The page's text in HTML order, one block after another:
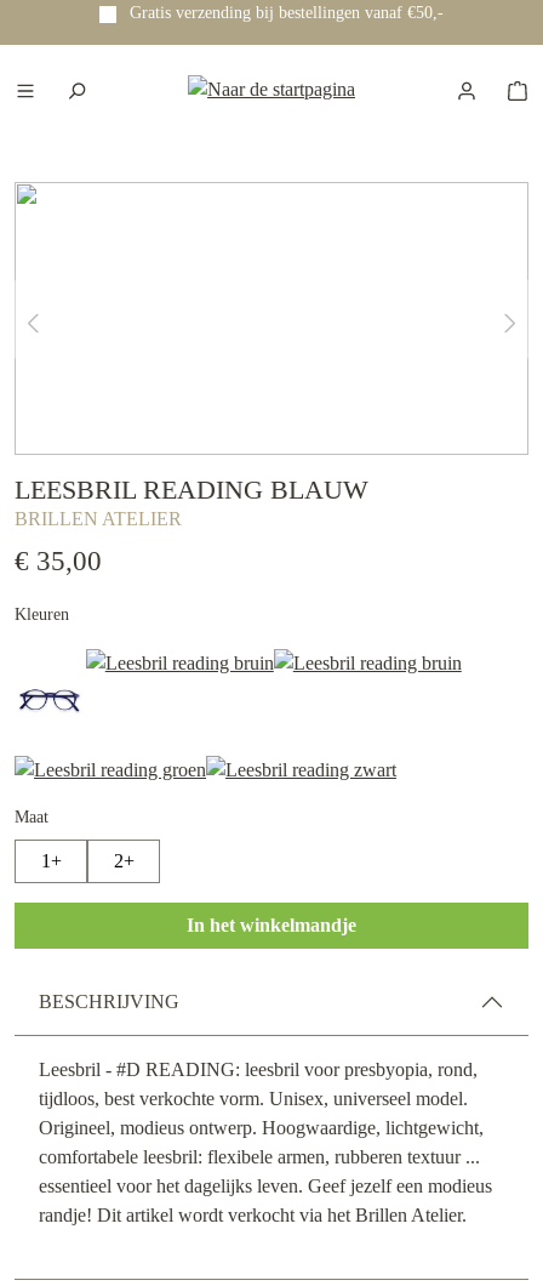
hoofdinhoud
Gratis verzending bij bestellingen vanaf €50,-
LEESBRIL READING BLAUW
BRILLEN ATELIER
€ 35,00
Kleuren
Maat
1+ 2+
In het winkelmandje
BESCHRIJVING
Leesbril - #D READING: leesbril voor presbyopia, rond,
tijdloos, best verkochte vorm. Unisex, universeel model.
Origineel, modieus ontwerp. Hoogwaardige, lichtgewicht,
comfortabele leesbril: flexibele armen, rubberen textuur ...
essentieel voor het dagelijks leven. Geef jezelf een modieus
randje! Dit artikel wordt verkocht via het Brillen Atelier.